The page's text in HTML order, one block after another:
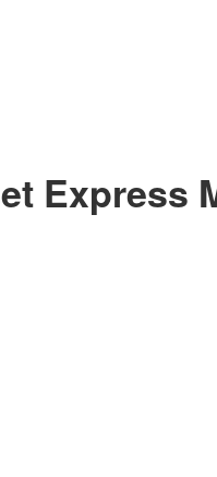
Express